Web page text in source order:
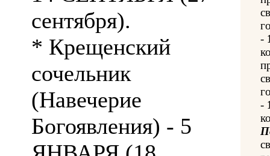
сентября).
* Крещенский
сочельник
(Навечерие
Богоявления) - 5
-
-